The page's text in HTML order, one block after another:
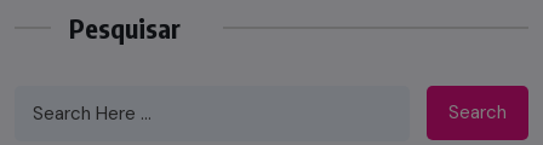
Pesquisar
Search